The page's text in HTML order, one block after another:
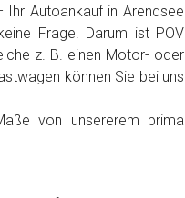
Autoankauf in Arendsee
Frage. Darum ist POV
z. B. einen Motor- oder
können Sie bei uns
von unsererem prima